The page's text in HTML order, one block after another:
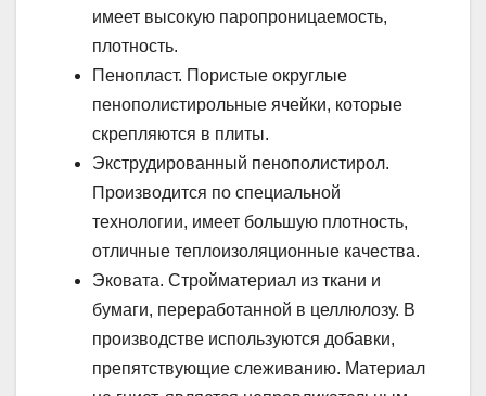
имеет высокую паропроницаемость,
плотность.
Пенопласт. Пористые округлые
пенополистирольные ячейки, которые
скрепляются в плиты.
Экструдированный пенополистирол.
Производится по специальной
технологии, имеет большую плотность,
отличные теплоизоляционные качества.
Эковата. Стройматериал из ткани и
бумаги, переработанной в целлюлозу. В
производстве используются добавки,
препятствующие слеживанию. Материал